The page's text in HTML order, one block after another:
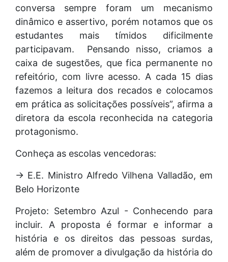
conversa sempre foram um mecanismo
dinâmico e assertivo, porém notamos que os
estudantes mais tímidos dificilmente
participavam. Pensando nisso, criamos a
caixa de sugestões, que fica permanente no
refeitório, com livre acesso. A cada 15 dias
fazemos a leitura dos recados e colocamos
em prática as solicitações possíveis”, afirma a
diretora da escola reconhecida na categoria
protagonismo.
Conheça as escolas vencedoras:
→ E.E. Ministro Alfredo Vilhena Valladão, em
Belo Horizonte
Projeto: Setembro Azul - Conhecendo para
incluir. A proposta é formar e informar a
história e os direitos das pessoas surdas,
além de promover a divulgação da história do